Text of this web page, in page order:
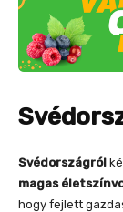
Svédországról
magas
hogy fejlett